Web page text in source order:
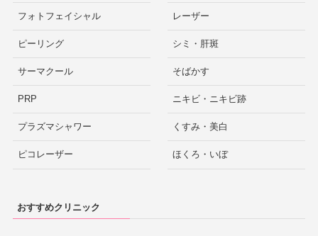
フォトフェイシャル
ピーリング
サーマクール
PRP
プラズマシャワー
ピコレーザー
レーザー
シミ・肝斑
そばかす
ニキビ・ニキビ跡
くすみ・美白
ほくろ・いぼ
おすすめクリニック